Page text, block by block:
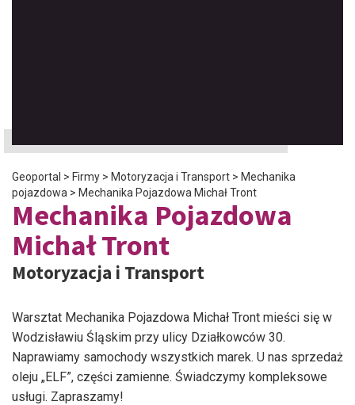
Geoportal > Firmy > Motoryzacja i Transport > Mechanika
pojazdowa > Mechanika Pojazdowa Michał Tront
Mechanika Pojazdowa
Michał Tront
Motoryzacja i Transport
Warsztat Mechanika Pojazdowa Michał Tront mieści się w
Wodzisławiu Śląskim przy ulicy Działkowców 30.
Naprawiamy samochody wszystkich marek. U nas sprzedaż
oleju „ELF”, części zamienne. Świadczymy kompleksowe
usługi. Zapraszamy!